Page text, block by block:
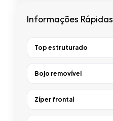
Informações Rápidas
Top estruturado
Bojo removível
Zíper frontal